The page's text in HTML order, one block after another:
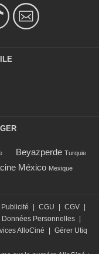
Beyazperde Turquie
México Mexique
Publicité CGU CGV
Données Personnelles
AlloCiné
Gérer Utiq